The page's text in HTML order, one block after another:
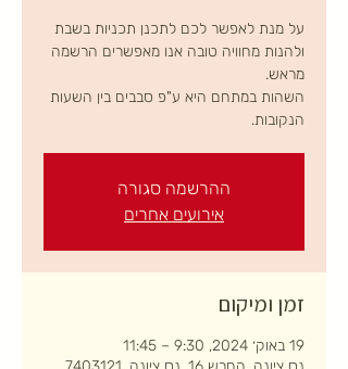
על מנת לאפשר לכם לתכנן תכניות בשבת
ולהנות מחוויה טובה אנו מאפשרים הרשמה
השהות במתחם היא ע"פ סבבים בין השעות
הנקובות.
ההרשמה סגורה
אירועים אחרים
זמן ומיקום
19 באוק׳ 2024, 9:30 – 11:45